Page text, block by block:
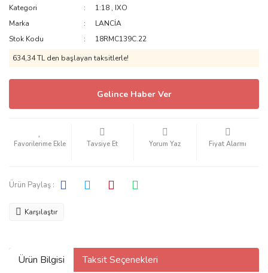
Kategori 1:18 , IXO
Marka
LANCİA
Stok Kodu
18RMC139C.22
634,34 TL den başlayan taksitlerle!
Gelince Haber Ver
Tavsiye Et Yorum Yaz Fiyat Alarmı
Ürün Paylaş :
Karşılaştır
Ürün Bilgisi Taksit Seçenekleri